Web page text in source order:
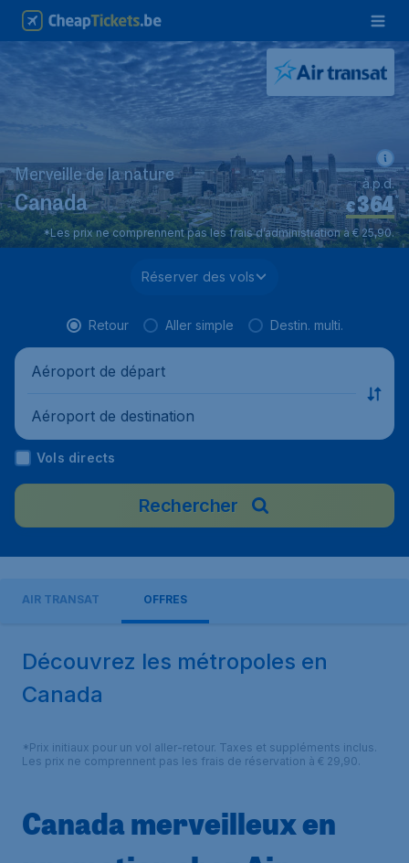
Merveille de la nature
Canada €364*
à.p.d.
*Les prix ne comprennent pas les frais d’administration à € 25,90.
Réserver des vols
Retour Aller simple Destin. multi.
Aéroport de départ
Aéroport de destination
Vols directs
Rechercher
AIR TRANSAT OFFRES
Découvrez les métropoles en
Canada
*Prix initiaux pour un vol aller-retour. Taxes et suppléments inclus.
Les prix ne comprennent pas les frais de réservation à € 29,90.
Canada merveilleux en